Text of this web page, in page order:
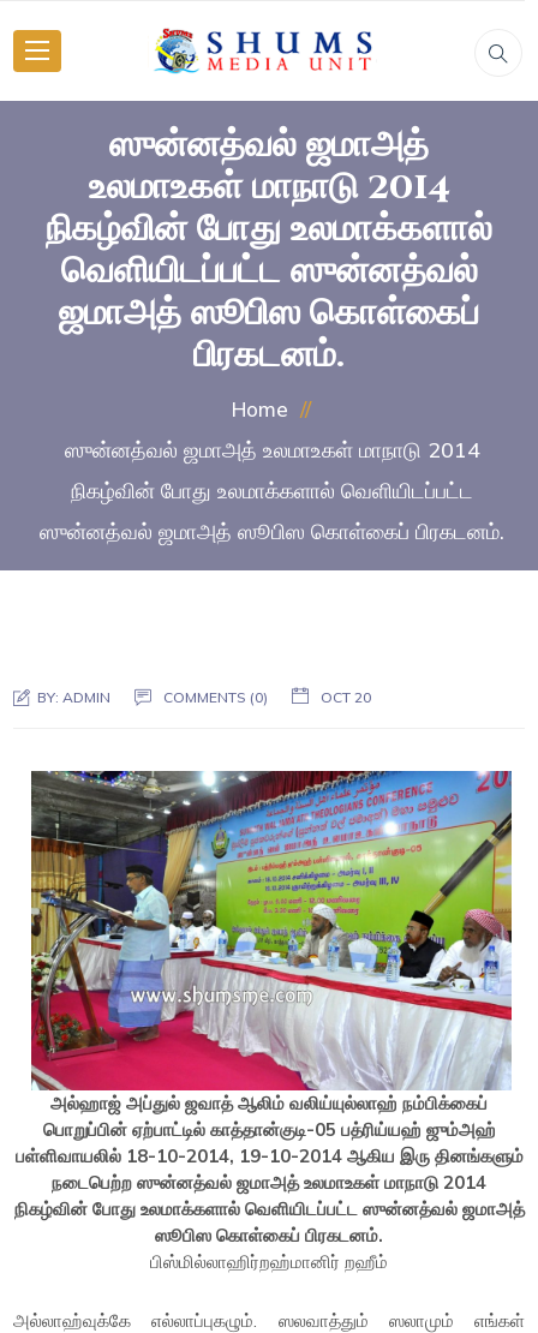
ஸுன்னத்வல் ஜமாஅத்
உலமாஉகள் மாநாடு 2014
நிகழ்வின் போது உலமாக்களால்
வெளியிடப்பட்ட ஸுன்னத்வல்
ஜமாஅத் ஸூபிஸ கொள்கைப்
பிரகடனம்.
Home
ஸுன்னத்வல் ஜமாஅத் உலமாஉகள் மாநாடு 2014
நிகழ்வின் போது உலமாக்களால் வெளியிடப்பட்ட
ஸுன்னத்வல் ஜமாஅத் ஸூபிஸ கொள்கைப் பிரகடனம்.
BY:ADMIN COMMENTS (0) OCT 20
அல்ஹாஜ் அப்துல் ஜவாத் ஆலிம் வலிய்யுல்லாஹ் நம்பிக்கைப்
பொறுப்பின் ஏற்பாட்டில் காத்தான்குடி-05 பத்ரிய்யஹ் ஜும்அஹ்
பள்ளிவாயலில் 18-10-2014, 19-10-2014 ஆகிய இரு தினங்களும்
நடைபெற்ற ஸுன்னத்வல் ஜமாஅத் உலமாஉகள் மாநாடு 2014
நிகழ்வின் போது உலமாக்களால் வெளியிடப்பட்ட ஸுன்னத்வல் ஜமாஅத்
ஸூபிஸ கொள்கைப் பிரகடனம்.
பிஸ்மில்லாஹிர்றஹ்மானிர் றஹீம்
அல்லாஹ்வுக்கே எல்லாப்புகழும். ஸலவாத்தும் ஸலாமும் எங்கள்